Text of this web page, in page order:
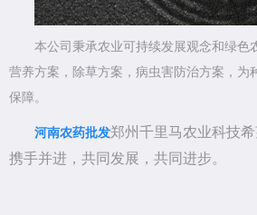
本公司秉承农业可持续发展观念和绿色
营养方案，除草方案，病虫害防治方案，为
保障。
河南农药批发郑州千里马农业科技
携手并进，共同发展，共同进步。